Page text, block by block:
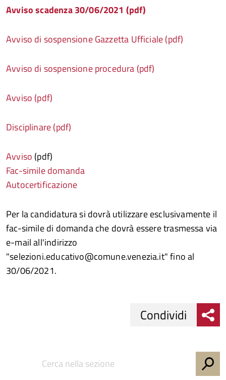
Avviso scadenza 30/06/2021 (pdf)
Avviso di sospensione Gazzetta Ufficiale (pdf)
Avviso di sospensione procedura (pdf)
Avviso (pdf)
Disciplinare (pdf)
Avviso (pdf)
Fac-simile domanda
Autocertificazione
Per la candidatura si dovrà utilizzare esclusivamente il
fac-simile di domanda che dovrà essere trasmessa via
e-mail all'indirizzo
"selezioni.educativo@comune.venezia.it" fino al
30/06/2021.
Condividi
Condividi